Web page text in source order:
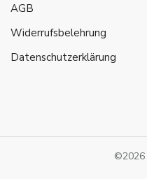
AGB
Widerrufsbelehrung
Datenschutzerklärung
©2026